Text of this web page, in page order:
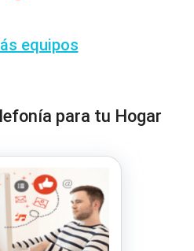
equipos
para tu Hogar